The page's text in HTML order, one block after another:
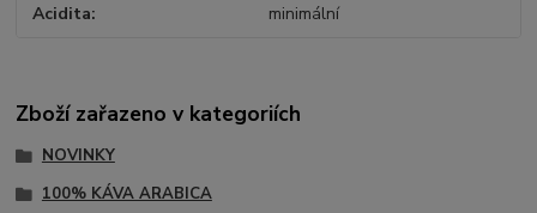
Acidita minimální
Zboží zařazeno v kategoriích
NOVINKY
100% KÁVA ARABICA